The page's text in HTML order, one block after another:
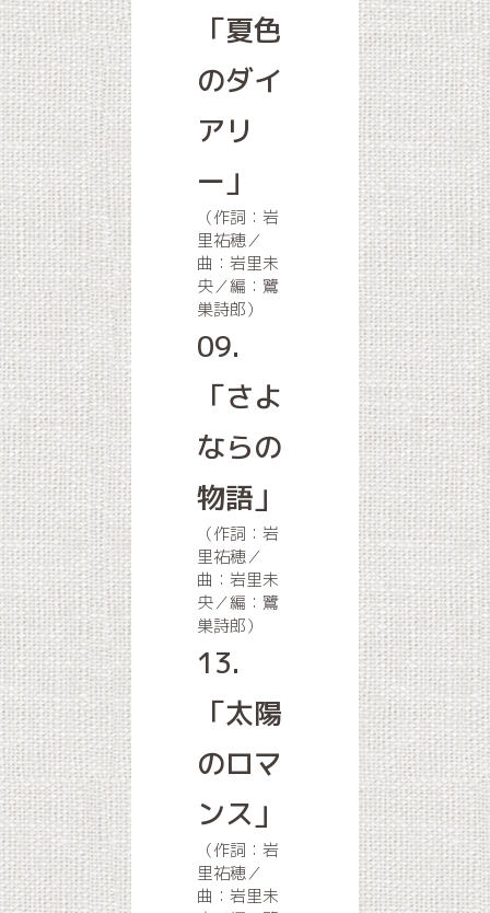
「夏色
のダイ
アリ
ー」
（作詞：岩
里祐穂／
曲：岩里未
央／編：鷺
巣詩郎）
09.
「さよ
ならの
物語」
（作詞：岩
里祐穂／
曲：岩里未
央／編：鷺
巣詩郎）
13.
「太陽
のロマ
ンス」
（作詞：岩
里祐穂／
曲：岩里未